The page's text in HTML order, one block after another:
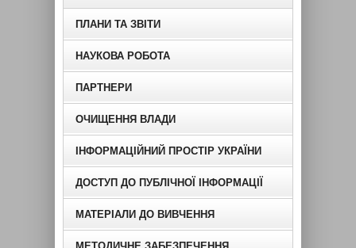
ПЛАНИ ТА ЗВІТИ
НАУКОВА РОБОТА
ПАРТНЕРИ
ОЧИЩЕННЯ ВЛАДИ
ІНФОРМАЦІЙНИЙ ПРОСТІР УКРАЇНИ
ДОСТУП ДО ПУБЛІЧНОЇ ІНФОРМАЦІЇ
МАТЕРІАЛИ ДО ВИВЧЕННЯ